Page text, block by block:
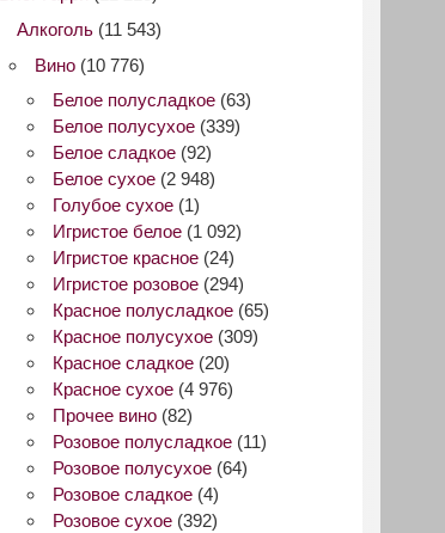
Алкоголь (11 543)
Вино (10 776)
Белое полусладкое (63)
Белое полусухое (339)
Белое сладкое (92)
Белое сухое (2 948)
Голубое сухое (1)
Игристое белое (1 092)
Игристое красное (24)
Игристое розовое (294)
Красное полусладкое (65)
Красное полусухое (309)
Красное сладкое (20)
Красное сухое (4 976)
Прочее вино (82)
Розовое полусладкое (11)
Розовое полусухое (64)
Розовое сладкое (4)
Розовое сухое (392)